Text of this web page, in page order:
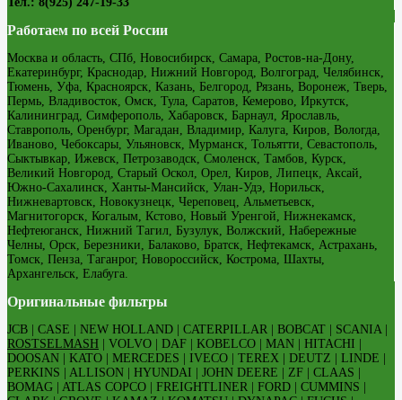
Работаем по всей России
Москва и область, СПб, Новосибирск, Самара, Ростов-на-Дону,
Екатеринбург, Краснодар, Нижний Новгород, Волгоград, Челябинск,
Тюмень, Уфа, Красноярск, Казань, Белгород, Рязань, Воронеж, Тверь,
Пермь, Владивосток, Омск, Тула, Саратов, Кемерово, Иркутск,
Калининград, Симферополь, Хабаровск, Барнаул, Ярославль,
Ставрополь, Оренбург, Магадан, Владимир, Калуга, Киров, Вологда,
Иваново, Чебоксары, Ульяновск, Мурманск, Тольятти, Севастополь,
Сыктывкар, Ижевск, Петрозаводск, Смоленск, Тамбов, Курск,
Великий Новгород, Старый Оскол, Орел, Киров, Липецк, Аксай,
Южно-Сахалинск, Ханты-Мансийск, Улан-Удэ, Норильск,
Нижневартовск, Новокузнецк, Череповец, Альметьевск,
Магнитогорск, Когалым, Кстово, Новый Уренгой, Нижнекамск,
Нефтеюганск, Нижний Тагил, Бузулук, Волжский, Набережные
Челны, Орск, Березники, Балаково, Братск, Нефтекамск, Астрахань,
Томск, Пенза, Таганрог, Новороссийск, Кострома, Шахты,
Архангельск, Елабуга.
Оригинальные фильтры
JCB | CASE | NEW HOLLAND | CATERPILLAR | BOBCAT | SCANIA |
ROSTSELMASH | VOLVO | DAF | KOBELCO | MAN | HITACHI |
DOOSAN | KATO | MERCEDES | IVECO | TEREX | DEUTZ | LINDE |
PERKINS | ALLISON | HYUNDAI | JOHN DEERE | ZF | CLAAS |
BOMAG | ATLAS COPCO | FREIGHTLINER | FORD | CUMMINS |